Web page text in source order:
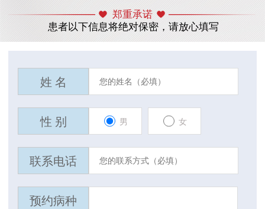
郑重承诺
患者以下信息将绝对保密，请放心填写
姓 名
性 别 男 女
联系电话
预约病种